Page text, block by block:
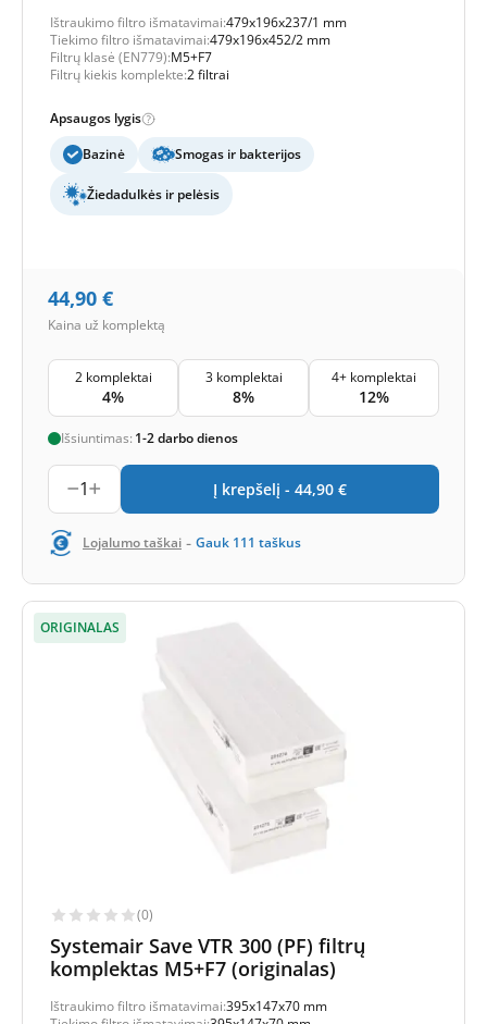
Ištraukimo filtro išmatavimai:479x196x237/1 mm
Tiekimo filtro išmatavimai:479x196x452/2 mm
Filtrų klasė (EN779):M5+F7
Filtrų kiekis komplekte:2 filtrai
Apsaugos lygis
Bazinė
Smogas ir bakterijos
Žiedadulkės ir pelėsis
44,90 €
Kaina už komplektą
2 komplektai
4%
3 komplektai
8%
4+ komplektai
12%
Išsiuntimas: 1-2 darbo dienos
1 Į krepšelį - 44,90 €
Lojalumo taškai - Gauk 111 taškus
ORIGINALAS
(0)
Systemair Save VTR 300 (PF) filtrų
komplektas M5+F7 (originalas)
Ištraukimo filtro išmatavimai:395x147x70 mm